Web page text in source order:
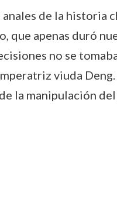
de la historia
apenas duró
no se
viuda
la manipulación